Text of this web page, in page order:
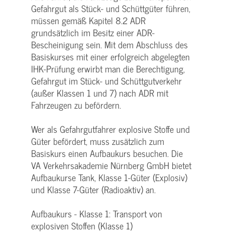
Gefahrgut als Stück- und Schüttgüter führen,
müssen gemäß Kapitel 8.2 ADR
grundsätzlich im Besitz einer ADR-
Bescheinigung sein. Mit dem Abschluss des
Basiskurses mit einer erfolgreich abgelegten
IHK-Prüfung erwirbt man die Berechtigung,
Gefahrgut im Stück- und Schüttgutverkehr
(außer Klassen 1 und 7) nach ADR mit
Fahrzeugen zu befördern.
Wer als Gefahrgutfahrer explosive Stoffe und
Güter befördert, muss zusätzlich zum
Basiskurs einen Aufbaukurs besuchen. Die
VA Verkehrsakademie Nürnberg GmbH bietet
Aufbaukurse Tank, Klasse 1-Güter (Explosiv)
und Klasse 7-Güter (Radioaktiv) an.
Aufbaukurs - Klasse 1: Transport von
explosiven Stoffen (Klasse 1)